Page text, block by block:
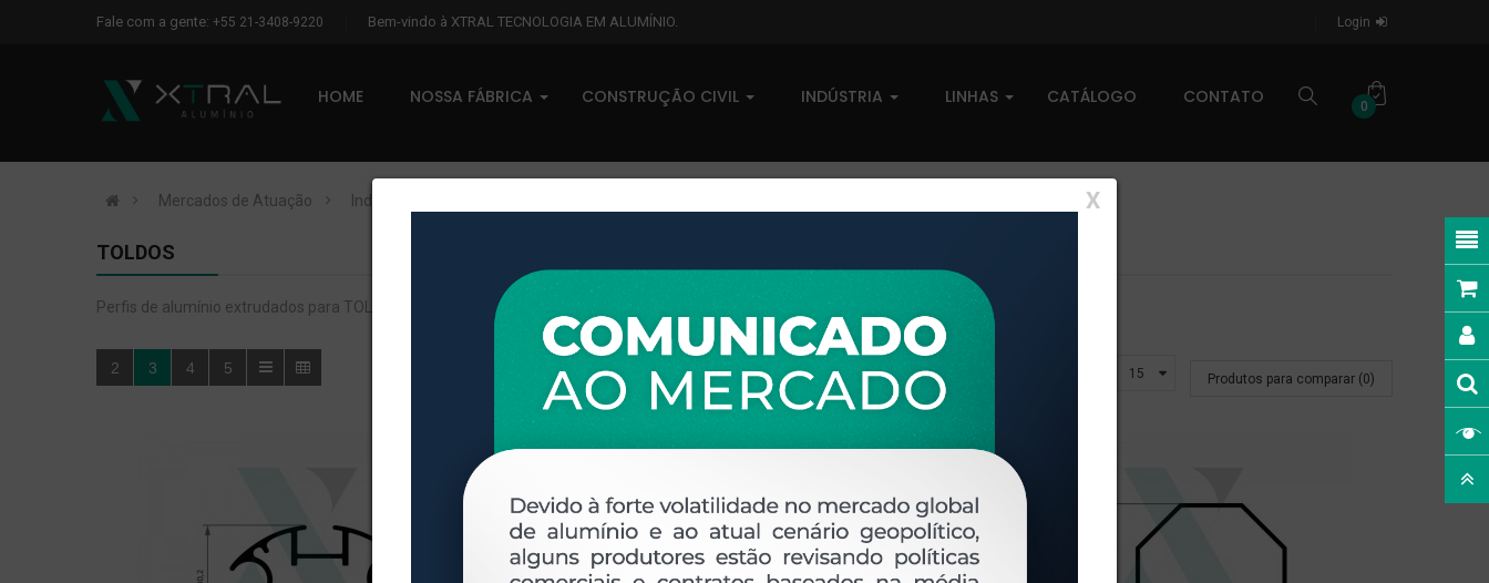
Fale com a gente: +55 21-3408-9220 Bem-vindo à XTRAL TECNOLOGIA EM ALUMÍNIO. Login
HOME NOSSA FÁBRICA CONSTRUÇÃO CIVIL INDÚSTRIA LINHAS CATÁLOGO CONTATO 0
X
Mercados de Atuação Indústria
TOLDOS
Perfis de alumínio extrudados para TOLDOS.
2 3 4 5 Organizar por: Produtos para comparar (0)